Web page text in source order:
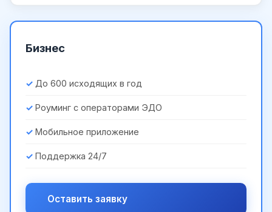
Бизнес
До 600 исходящих в год
Роуминг с операторами ЭДО
Мобильное приложение
Поддержка 24/7
Оставить заявку